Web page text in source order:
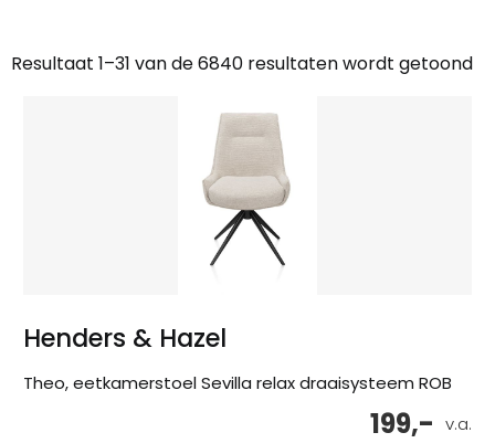
Resultaat 1–31 van de 6840 resultaten wordt getoond
Gesorteerd
Henders & Hazel
Theo, eetkamerstoel Sevilla relax draaisysteem ROB
v.a.
199,-